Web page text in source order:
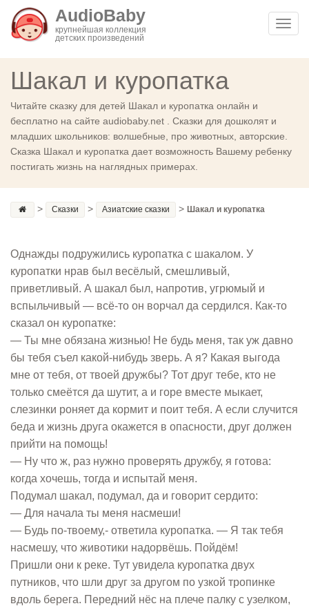
AudioBaby
крупнейшая коллекция
детских произведений
Шакал и куропатка
Читайте сказку для детей Шакал и куропатка онлайн и
бесплатно на сайте audiobaby.net . Сказки для дошколят и
младших школьников: волшебные, про животных, авторские.
Сказка Шакал и куропатка дает возможность Вашему ребенку
постигать жизнь на наглядных примерах.
> Сказки > Азиатские сказки > Шакал и куропатка
Однажды подружились куропатка с шакалом. У
куропатки нрав был весёлый, смешливый,
приветливый. А шакал был, напротив, угрюмый и
вспыльчивый — всё-то он ворчал да сердился. Как-то
сказал он куропатке:
— Ты мне обязана жизнью! Не будь меня, так уж давно
бы тебя съел какой-нибудь зверь. А я? Какая выгода
мне от тебя, от твоей дружбы? Тот друг тебе, кто не
только смеётся да шутит, а и горе вместе мыкает,
слезинки роняет да кормит и поит тебя. А если случится
беда и жизнь друга окажется в опасности, друг должен
прийти на помощь!
— Ну что ж, раз нужно проверять дружбу, я готова:
когда хочешь, тогда и испытай меня.
Подумал шакал, подумал, да и говорит сердито:
— Для начала ты меня насмеши!
— Будь по-твоему,- ответила куропатка. — Я так тебя
насмешу, что животики надорвёшь. Пойдём!
Пришли они к реке. Тут увидела куропатка двух
путников, что шли друг за другом по узкой тропинке
вдоль берега. Передний нёс на плече палку с узелком,